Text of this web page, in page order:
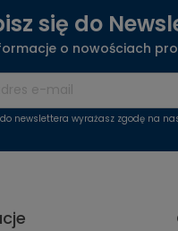
się do
o nowościach
newslettera wyrażasz zgodę na